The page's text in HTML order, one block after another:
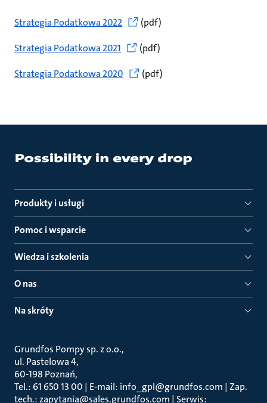
Strategia Podatkowa 2022 (pdf)
Strategia Podatkowa 2021 (pdf)
Strategia Podatkowa 2020 (pdf)
Produkty i usługi
Pomoc i wsparcie
Wiedza i szkolenia
O nas
Na skróty
Grundfos Pompy sp. z o.o.
ul. Pastelowa 4
60-198 Poznań
Tel.: 61 650 13 00 | E-mail: info_gpl@grundfos.com | Zap.
tech.: zapytania@sales.grundfos.com | Serwis: